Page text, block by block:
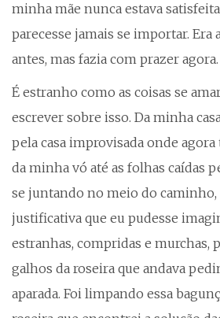
minha mãe nunca estava
parecesse jamais se importar. Era
antes, mas fazia com prazer agora.
É estranho como as coisas se
escrever sobre isso. Da minha
pela casa improvisada onde agora
da minha vó até as folhas caídas
se juntando no meio do caminho,
justificativa que eu pudesse
estranhas, compridas e murchas,
galhos da roseira que andava
aparada. Foi limpando essa